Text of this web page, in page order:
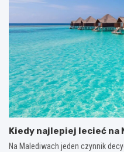
Kiedy najlepiej lecieć na
Na Malediwach jeden czynnik